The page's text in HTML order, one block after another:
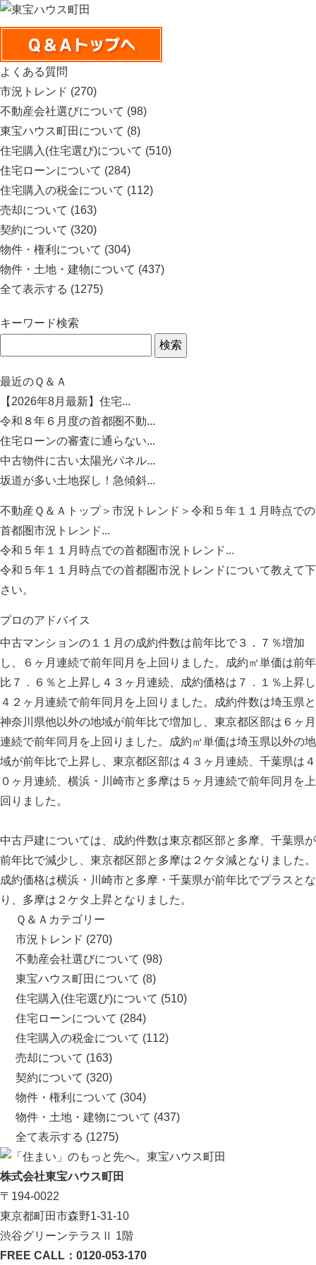
よくある質問
市況トレンド (270)
不動産会社選びについて (98)
東宝ハウス町田について (8)
住宅購入(住宅選び)について (510)
住宅ローンについて (284)
住宅購入の税金について (112)
売却について (163)
契約について (320)
物件・権利について (304)
物件・土地・建物について (437)
全て表示する (1275)
キーワード検索
最近のＱ＆Ａ
【2026年8月最新】住宅...
令和８年６月度の首都圏不動...
住宅ローンの審査に通らない...
中古物件に古い太陽光パネル...
坂道が多い土地探し！急傾斜...
不動産Ｑ＆Ａトップ＞ 市況トレンド ＞令和５年１１月時点での
首都圏市況トレンド...
令和５年１１月時点での首都圏市況トレンド...
令和５年１１月時点での首都圏市況トレンドについて教えて下
さい。
プロのアドバイス
中古マンションの１１月の成約件数は前年比で３．７％増加
し、６ヶ月連続で前年同月を上回りました。成約㎡単価は前年
比７．６％と上昇し４３ヶ月連続、成約価格は７．１％上昇し
４２ヶ月連続で前年同月を上回りました。成約件数は埼玉県と
神奈川県他以外の地域が前年比で増加し、東京都区部は６ヶ月
連続で前年同月を上回りました。成約㎡単価は埼玉県以外の地
域が前年比で上昇し、東京都区部は４３ヶ月連続、千葉県は４
０ヶ月連続、横浜・川崎市と多摩は５ヶ月連続で前年同月を上
回りました。
中古戸建については、成約件数は東京都区部と多摩、千葉県が
前年比で減少し、東京都区部と多摩は２ケタ減となりました。
成約価格は横浜・川崎市と多摩・千葉県が前年比でプラスとな
り、多摩は２ケタ上昇となりました。
Ｑ＆Ａカテゴリー
市況トレンド (270)
不動産会社選びについて (98)
東宝ハウス町田について (8)
住宅購入(住宅選び)について (510)
住宅ローンについて (284)
住宅購入の税金について (112)
売却について (163)
契約について (320)
物件・権利について (304)
物件・土地・建物について (437)
全て表示する (1275)
株式会社東宝ハウス町田
〒194-0022
東京都町田市森野1-31-10
渋谷グリーンテラスⅡ 1階
FREE CALL：0120-053-170